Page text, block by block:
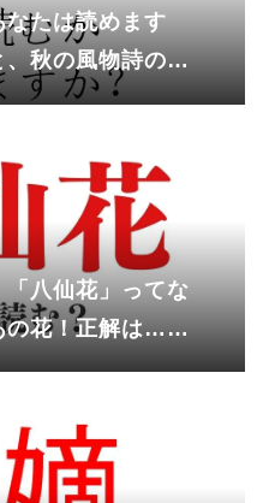
なたは読めます
秋の風物詩のあ
んちく）が語れ
「八仙花」ってな
の花！正解は……